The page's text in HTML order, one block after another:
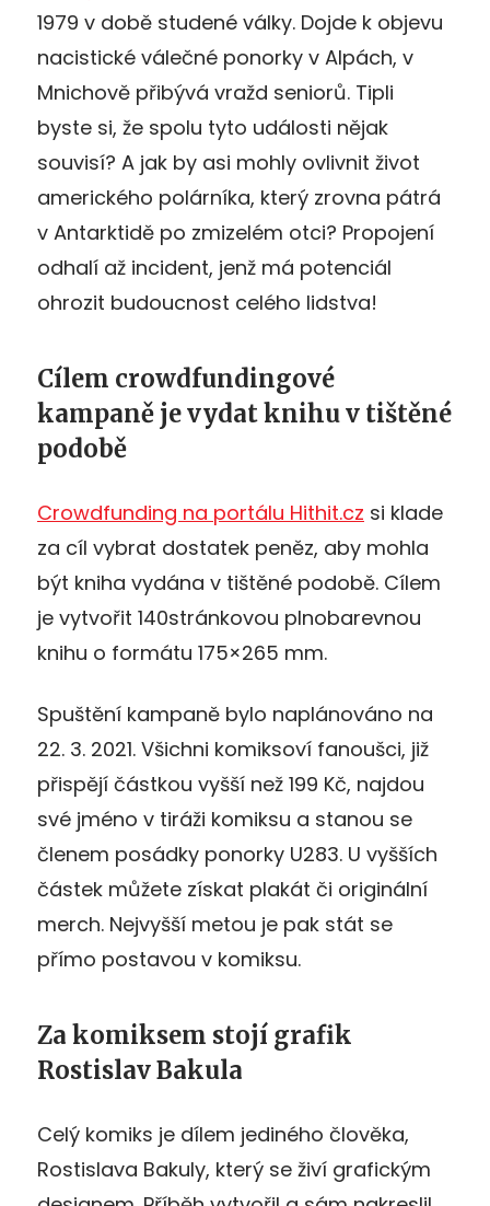
1979 v době studené války. Dojde k objevu
nacistické válečné ponorky v Alpách, v
Mnichově přibývá vražd seniorů. Tipli
byste si, že spolu tyto události nějak
souvisí? A jak by asi mohly ovlivnit život
amerického polárníka, který zrovna pátrá
v Antarktidě po zmizelém otci? Propojení
odhalí až incident, jenž má potenciál
ohrozit budoucnost celého lidstva!
Cílem crowdfundingové
kampaně je vydat knihu v tištěné
podobě
Crowdfunding na portálu Hithit.cz si klade
za cíl vybrat dostatek peněz, aby mohla
být kniha vydána v tištěné podobě. Cílem
je vytvořit 140stránkovou plnobarevnou
knihu o formátu 175×265 mm.
Spuštění kampaně bylo naplánováno na
22. 3. 2021. Všichni komiksoví fanoušci, již
přispějí částkou vyšší než 199 Kč, najdou
své jméno v tiráži komiksu a stanou se
členem posádky ponorky U283. U vyšších
částek můžete získat plakát či originální
merch. Nejvyšší metou je pak stát se
přímo postavou v komiksu.
Za komiksem stojí grafik
Rostislav Bakula
Celý komiks je dílem jediného člověka,
Rostislava Bakuly, který se živí grafickým